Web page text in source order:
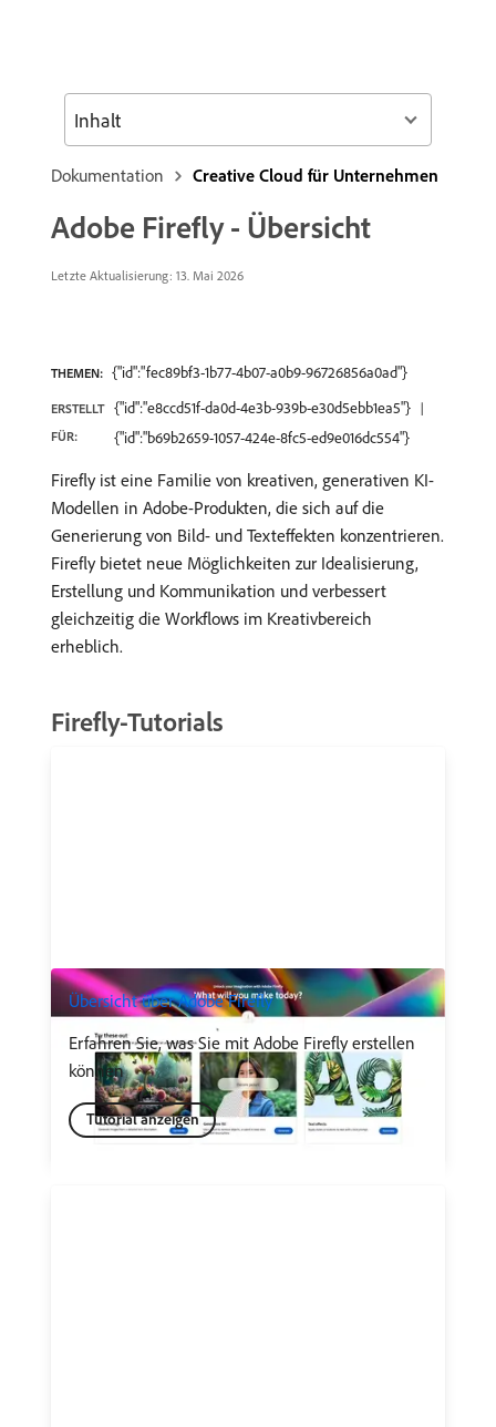
Dokumentation Creative Cloud für Unternehmen
Adobe Firefly - Übersicht
Letzte Aktualisierung: 13. Mai 2026
THEMEN: {"id":"fec89bf3-1b77-4b07-a0b9-96726856a0ad"}
ERSTELLT
FÜR:
{"id":"e8ccd51f-da0d-4e3b-939b-e30d5ebb1ea5"}
{"id":"b69b2659-1057-424e-8fc5-ed9e016dc554"}
Firefly ist eine Familie von kreativen, generativen KI-
Modellen in Adobe-Produkten, die sich auf die
Generierung von Bild- und Texteffekten konzentrieren.
Firefly bietet neue Möglichkeiten zur Idealisierung,
Erstellung und Kommunikation und verbessert
gleichzeitig die Workflows im Kreativbereich
erheblich.
Firefly-Tutorials
Übersicht über Adobe Firefly
Erfahren Sie, was Sie mit Adobe Firefly erstellen
können
Tutorial anzeigen
Inhalt